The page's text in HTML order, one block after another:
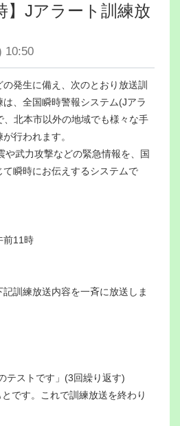
】Jアラート訓練放
10:50
発生に備え、次のとおり放送訓
、全国瞬時警報システム(Jアラ
北本市以外の地域でも様々な手
行われます。
武力攻撃などの緊急情報を、国
瞬時にお伝えするシステムで
11時
訓練放送内容を一斉に放送しま
テストです」(3回繰り返す)
です。これで訓練放送を終わり